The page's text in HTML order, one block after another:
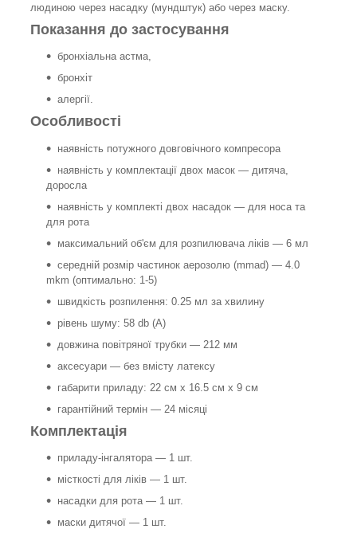
людиною через насадку (мундштук) або через маску.
Показання до застосування
бронхіальна астма,
бронхіт
алергії.
Особливості
наявність потужного довговічного компресора
наявність у комплектації двох масок — дитяча,
доросла
наявність у комплекті двох насадок — для носа та
для рота
максимальний об'єм для розпилювача ліків — 6 мл
середній розмір частинок аерозолю (mmad) — 4.0
mkm (оптимально: 1-5)
швидкість розпилення: 0.25 мл за хвилину
рівень шуму: 58 db (А)
довжина повітряної трубки — 212 мм
аксесуари — без вмісту латексу
габарити приладу: 22 см х 16.5 см х 9 см
гарантійний термін — 24 місяці
Комплектація
приладу-інгалятора — 1 шт.
місткості для ліків — 1 шт.
насадки для рота — 1 шт.
маски дитячої — 1 шт.